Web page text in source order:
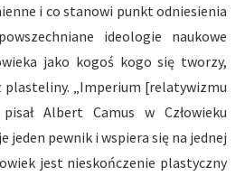
i co stanowi punkt odniesienia
ideologie naukowe
jako kogoś kogo się tworzy,
„Imperium [relatywizmu
Albert Camus w Człowieku
jeden pewnik i wspiera się na jednej
jest nieskończenie plastyczny